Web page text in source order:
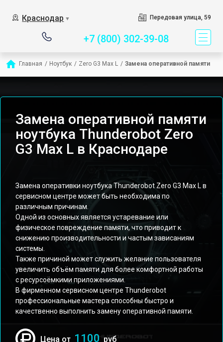
Краснодар ▼ Передовая улица, 59
+7 (800) 302-39-08
Главная / Ноутбук / Zero G3 Max L / Замена оперативной памяти
Замена оперативной памяти
ноутбука Thunderobot Zero
G3 Max L в Краснодаре
Замена оперативки ноутбука Thunderobot Zero G3 Max L в
сервисном центре может быть необходима по
различным причинам.
Одной из основных является устаревание или
физическое повреждение памяти, что приводит к
снижению производительности и частым зависаниям
системы.
Также причиной может служить желание пользователя
увеличить объём памяти для более комфортной работы
с ресурсоёмкими приложениями.
В фирменном сервисном центре Thunderobot
профессиональные мастера способны быстро и
качественно выполнить замену оперативной памяти.
Цена от 1100 руб